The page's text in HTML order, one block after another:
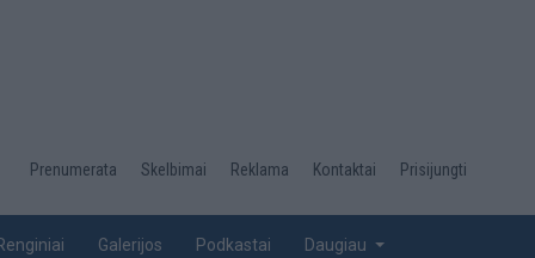
Desktop
top
Prenumerata Skelbimai Reklama Kontaktai Prisijungti
Galerijos Podkastai Daugiau